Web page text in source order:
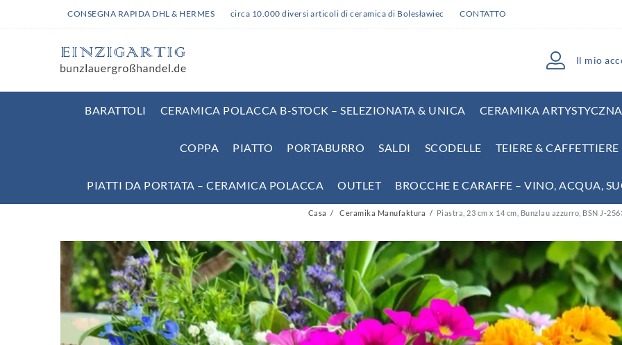
CONSEGNA RAPIDA DHL & HERMES circa 10.000 diversi articoli di ceramica di Bolesławiec CONTATTO
Il mio
BARATTOLI CERAMICA POLACCA B-STOCK – SELEZIONATA & UNICA CERAMIKA
COPPA PIATTO PORTABURRO SALDI SCODELLE TEIERE &
PIATTI DA PORTATA – CERAMICA POLACCA OUTLET BROCCHE E CARAFFE – VINO, ACQUA,
Casa Ceramika Manufaktura Piastra, 23 cm x 14 cm, Bunzlau azzurro, BSN J-